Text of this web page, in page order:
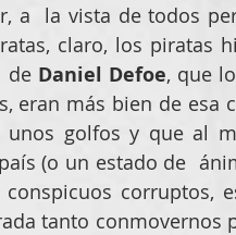
a  la vista de todos
claro, los piratas
de Daniel Defoe, que
eran más bien de esa
unos golfos y que al
(o un estado de
corruptos,
tanto conmovernos